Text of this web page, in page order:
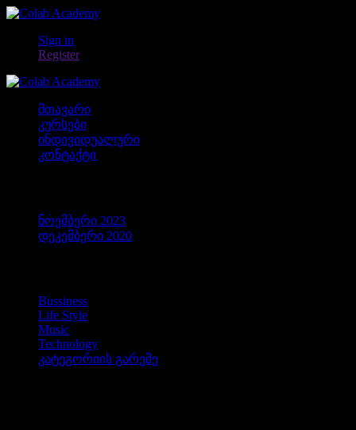
Sign in
Register
მთავარი
კურსები
ინდივიდუალური
კონტაქტი
ნოემბერი 2023
დეკემბერი 2020
Bussiness
Life Style
Music
Technology
კატეგორიის გარეშე